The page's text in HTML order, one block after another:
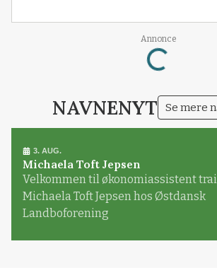
Annonce
Loading...
NAVNENYT Se mere
3. AUG.
Michaela Toft Jepsen
Velkommen til økonomiassistent
Michaela Toft Jepsen hos Østdansk
Landboforening